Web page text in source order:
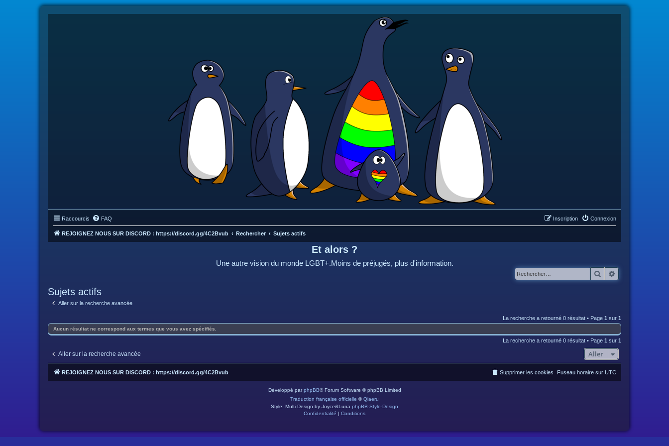
Raccourcis FAQ Connexion
Inscription
REJOIGNEZ NOUS SUR DISCORD : https://discord.gg/4C2Bvub Rechercher Sujets actifs
Et alors ?
Une autre vision du monde LGBT+.Moins de préjugés, plus d'information.
Rechercher
Sujets actifs
Aller sur la recherche avancée
La recherche a retourné 0 résultat • Page 1 sur 1
Aucun résultat ne correspond aux termes que vous avez spécifiés.
La recherche a retourné 0 résultat • Page 1 sur 1
Aller sur la recherche avancée Aller
REJOIGNEZ NOUS SUR DISCORD : https://discord.gg/4C2Bvub Fuseau horaire sur UTC
Supprimer les cookies
Développé parphpBB® Forum Software © phpBB Limited
Traduction française officielle ©Qiaeru
Style: Multi Design by Joyce&Luna phpBB-Style-Design
Confidentialité | Conditions